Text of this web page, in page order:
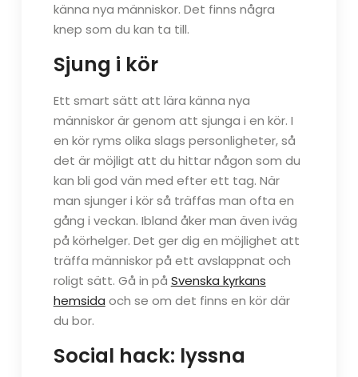
känna nya människor. Det finns några
knep som du kan ta till.
Sjung i kör
Ett smart sätt att lära känna nya
människor är genom att sjunga i en kör. I
en kör ryms olika slags personligheter, så
det är möjligt att du hittar någon som du
kan bli god vän med efter ett tag. När
man sjunger i kör så träffas man ofta en
gång i veckan. Ibland åker man även iväg
på körhelger. Det ger dig en möjlighet att
träffa människor på ett avslappnat och
roligt sätt. Gå in på Svenska kyrkans
hemsida och se om det finns en kör där
du bor.
Social hack: lyssna